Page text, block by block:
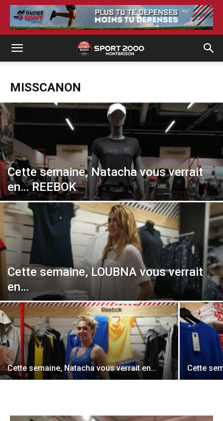
MISSCANON
Cette semaine, Natacha vous verrait
en… REEBOK
Cette semaine, LOUBNA vous verrait
en…
Cette semaine, Natacha vous verrait en… Cette